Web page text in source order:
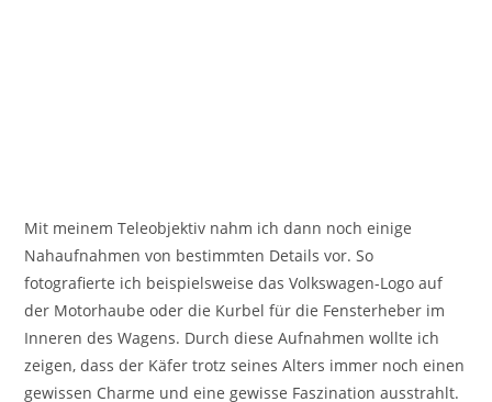
Mit meinem Teleobjektiv nahm ich dann noch einige
Nahaufnahmen von bestimmten Details vor. So
fotografierte ich beispielsweise das Volkswagen-Logo auf
der Motorhaube oder die Kurbel für die Fensterheber im
Inneren des Wagens. Durch diese Aufnahmen wollte ich
zeigen, dass der Käfer trotz seines Alters immer noch einen
gewissen Charme und eine gewisse Faszination ausstrahlt.